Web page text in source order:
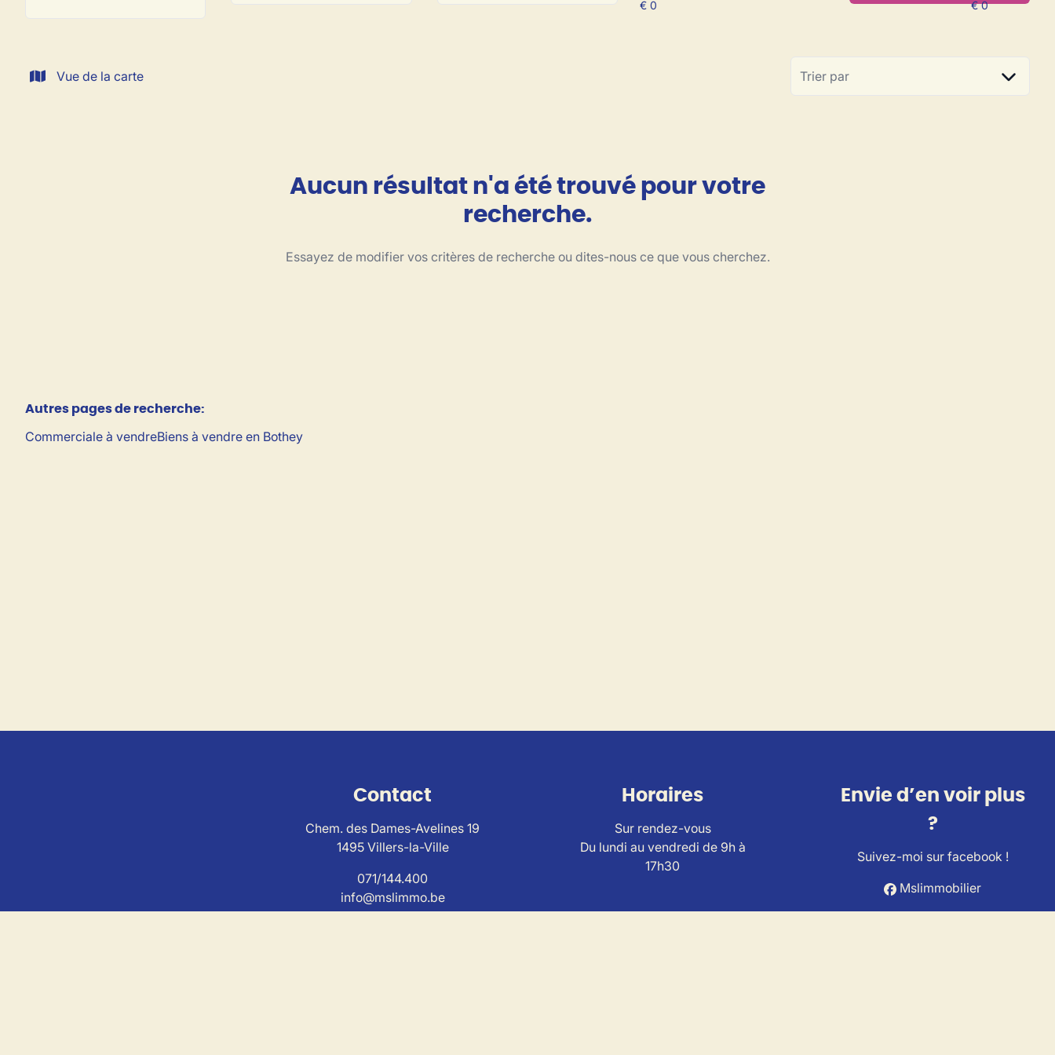
Vue de la carte Trier par
Aucun résultat n'a été trouvé pour votre
recherche.
Essayez de modifier vos critères de recherche ou dites-nous ce que vous cherchez.
Autres pages de recherche:
Commerciale à vendreBiens à vendre en Bothey
Contact
Chem. des Dames-Avelines 19
1495 Villers-la-Ville
071/144.400
info@mslimmo.be
Horaires
Sur rendez-vous
Du lundi au vendredi de 9h à
17h30
Envie d’en voir plus
?
Suivez-moi sur facebook !
Mslimmobilier